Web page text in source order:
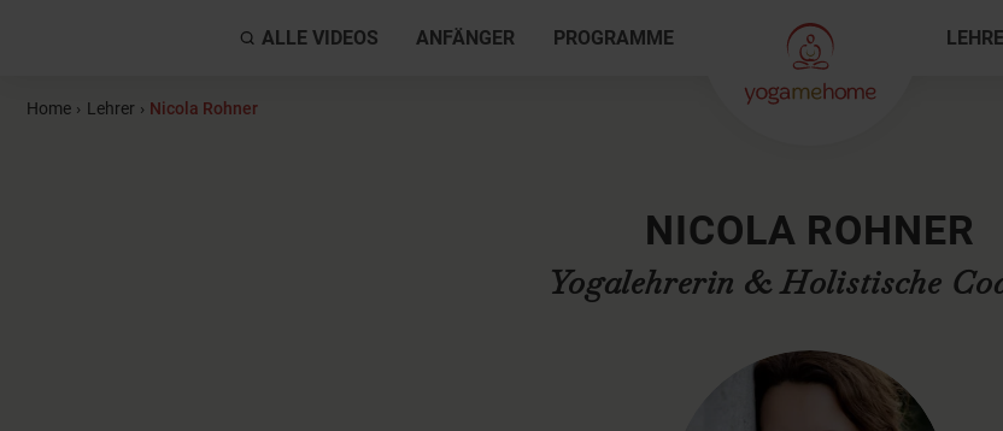
ALLE VIDEOS ANFÄNGER PROGRAMME
Home › Lehrer › Nicola Rohner
NICOLA ROHNER
Yogalehrerin & Holistische